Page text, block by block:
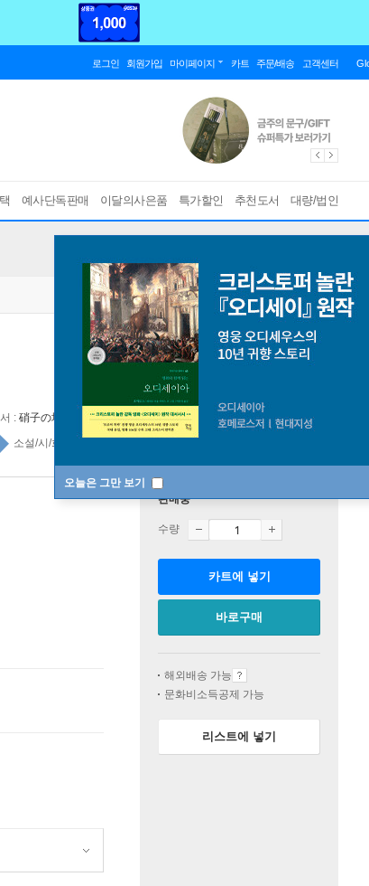
로그인 회원가입 마이페이지 카트 주문/배송 고객센터
예사단독판매 이달의사은품 특가할인 추천도서 대량/법인
오늘은 그만 보기
: 硝子の塔の殺人
소설/시/희곡 top100 1주
판매중
수량
카트에 넣기
바로구매
해외배송 가능
문화비소득공제 가능
리스트에 넣기